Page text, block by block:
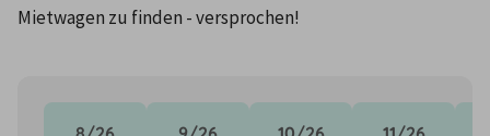
Mietwagen zu finden - versprochen!